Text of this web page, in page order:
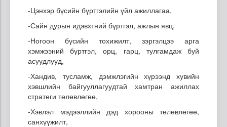
-Цэнхэр бүсийн бүртгэлийн үйл ажиллагаа,
-Сайн дурын идэвхтний бүртгэл, ажлын явц,
-Ногоон бүсийн тохижилт, зэргэлцээ арга
хэмжээний бүртгэл, орц, гарц, тулгамдаж буй
асуудлууд,
-Хандив, тусламж, дэмжлэгийн хүрээнд хувийн
хэвшлийн байгууллагуудтай хамтран ажиллах
стратеги төлөвлөгөө,
-Хэвлэл мэдээллийн дэд хорооны төлөвлөгөө,
санхүүжилт,